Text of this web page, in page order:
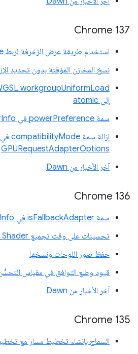
‫Chrome 137
استخدام طريقة عرض الزخرفة لربط externalTexture
نسخ المخازن المؤقتة بدون تحديد
إلى atomic
سمة powerPreference في GPUAdapterInfo
إزالة سمة compatibilityMode في
GPURequestAdapterOptions
آخر الأخبار من Dawn
Chrome 136
سمة isFallbackAdapter في GPUAdapterInfo
تحسينات على وقت تجميع Shader على D3D12
حفظ صور اللوحات ونسخها
قيود وضع التوافق في مقياس
آخر الأخبار من Dawn
Chrome 135
السماح بإنشاء تخطيط مسار مع